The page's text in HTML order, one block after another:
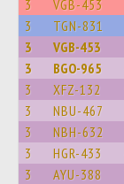
3 VGB-453
3 TGN-831
3 VGB-453
3 BGO-965
3 XFZ-132
3 NBU-467
3 NBH-632
3 HGR-433
3 AYU-388